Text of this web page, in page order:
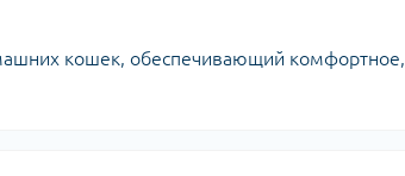
кошек, обеспечивающий комфортное,